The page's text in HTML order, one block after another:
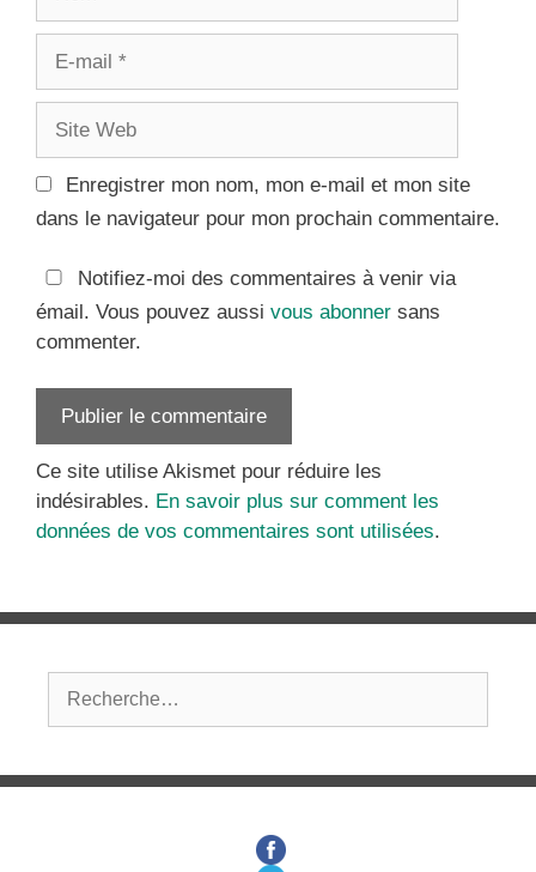
Enregistrer mon nom, mon e-mail et mon site
dans le navigateur pour mon prochain commentaire.
Notifiez-moi des commentaires à venir via
émail. Vous pouvez aussi vous abonner sans
commenter.
Ce site utilise Akismet pour réduire les
indésirables. En savoir plus sur comment les
données de vos commentaires sont utilisées.